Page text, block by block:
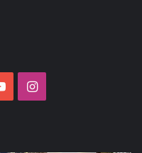
YouTubeInstagram